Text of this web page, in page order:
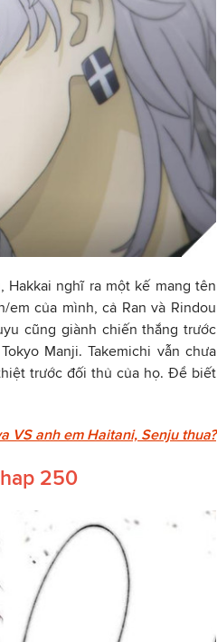
Hakkai nghĩ ra một kế mang tên
của mình, cả Ran và Rindou
cũng giành chiến thắng trước
Manji. Takemichi vẫn chưa
trước đối thủ của họ. Để biết
VS anh em Haitani, Senju thua?
250